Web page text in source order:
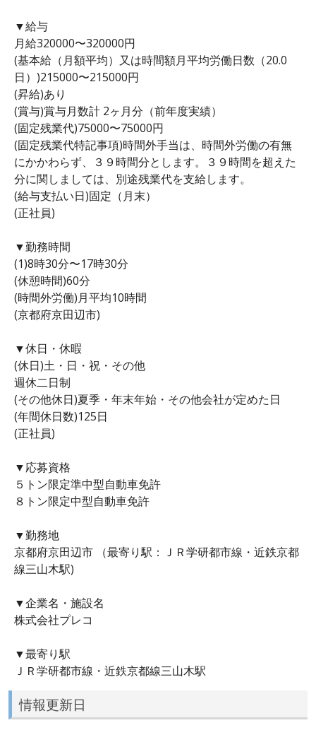
▼給与
月給320000〜320000円
(基本給（月額平均）又は時間額月平均労働日数（20.0
日）)215000〜215000円
(昇給)あり
(賞与)賞与月数計 2ヶ月分（前年度実績）
(固定残業代)75000〜75000円
(固定残業代特記事項)時間外手当は、時間外労働の有無
にかかわらず、３９時間分とします。３９時間を超えた
分に関しましては、別途残業代を支給します。
(給与支払い日)固定（月末）
(正社員)
▼勤務時間
(1)8時30分〜17時30分
(休憩時間)60分
(時間外労働)月平均10時間
(京都府京田辺市)
▼休日・休暇
(休日)土・日・祝・その他
週休二日制
(その他休日)夏季・年末年始・その他会社が定めた日
(年間休日数)125日
(正社員)
▼応募資格
５トン限定準中型自動車免許
８トン限定中型自動車免許
▼勤務地
京都府京田辺市 （最寄り駅：ＪＲ学研都市線・近鉄京都
線三山木駅)
▼企業名・施設名
株式会社プレコ
▼最寄り駅
ＪＲ学研都市線・近鉄京都線三山木駅
情報更新日